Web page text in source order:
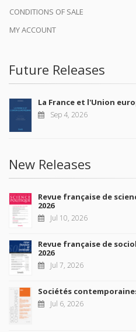
CONDITIONS OF SALE
MY ACCOUNT
Future Releases
La France et l'Union
Sep 4, 2026
New Releases
Revue française de
2026
Jul 10, 2026
Revue française de
2026
Jul 7, 2026
Sociétés contemporaines
Jul 6, 2026